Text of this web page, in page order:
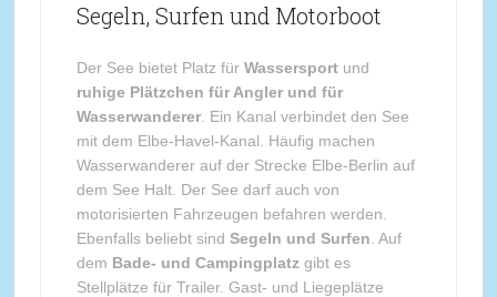
Segeln, Surfen und Motorboot
Der See bietet Platz für Wassersportund
ruhige Plätzchen für Angler und für
Wasserwanderer. Ein Kanal verbindet den See
mit dem Elbe-Havel-Kanal. Häufig machen
Wasserwanderer auf der Strecke Elbe-Berlin auf
dem See Halt. Der See darf auch von
motorisierten Fahrzeugen befahren werden.
Ebenfalls beliebt sind Segeln und Surfen . Auf
dem Bade- und Campingplatz gibt es
Stellplätze für Trailer. Gast- und Liegeplätze